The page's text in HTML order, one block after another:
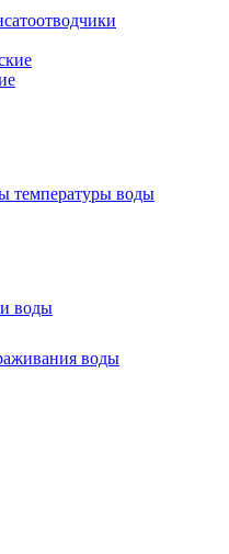
температуры воды
воды
воды